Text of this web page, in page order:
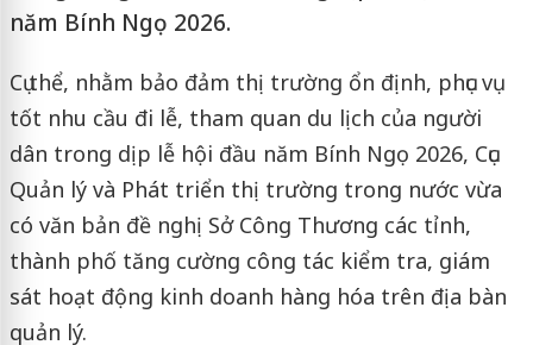
năm Bính Ngọ 2026.
Cụ thể, nhằm bảo đảm thị trường ổn định, phục vụ
tốt nhu cầu đi lễ, tham quan du lịch của người
dân trong dịp lễ hội đầu năm Bính Ngọ 2026, Cục
Quản lý và Phát triển thị trường trong nước vừa
có văn bản đề nghị Sở Công Thương các tỉnh,
thành phố tăng cường công tác kiểm tra, giám
sát hoạt động kinh doanh hàng hóa trên địa bàn
quản lý.